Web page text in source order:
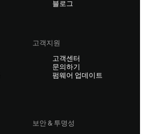
블로그
고객지원
고객센터
문의하기
펌웨어 업데이트
보안 & 투명성